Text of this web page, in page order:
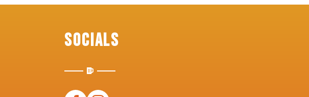
Socials